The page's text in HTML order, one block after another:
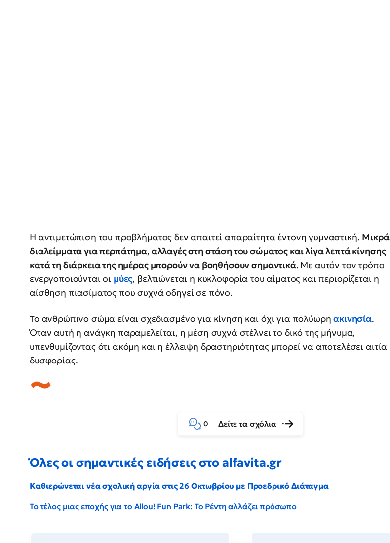
Η αντιμετώπιση του προβλήματος δεν απαιτεί απαραίτητα έντονη γυμναστική. Μικρά
διαλείμματα για περπάτημα, αλλαγές στη στάση του σώματος και λίγα λεπτά κίνησης
κατά τη διάρκεια της ημέρας μπορούν να βοηθήσουν σημαντικά. Με αυτόν τον τρόπο
ενεργοποιούνται οι μύες, βελτιώνεται η κυκλοφορία του αίματος και περιορίζεται η
αίσθηση πιασίματος που συχνά οδηγεί σε πόνο.
Το ανθρώπινο σώμα είναι σχεδιασμένο για κίνηση και όχι για πολύωρηακινησία.
Όταν αυτή η ανάγκη παραμελείται, η μέση συχνά στέλνει το δικό της μήνυμα,
υπενθυμίζοντας ότι ακόμη και η έλλειψη δραστηριότητας μπορεί να αποτελέσει αιτία
δυσφορίας.
0 Δείτε τα σχόλια
Όλες οι σημαντικές ειδήσεις στο alfavita.gr
Καθιερώνεται νέα σχολική αργία στις 26 Οκτωβρίου με Προεδρικό Διάταγμα
Το τέλος μιας εποχής για το Allou! Fun Park: Το Ρέντη αλλάζει πρόσωπο